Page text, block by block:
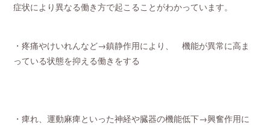
症状により異なる働き方で起こることがわかっています。
・疼痛やけいれんなど→鎮静作用により、 機能が異常に高ま
っている状態を抑える働きをする
・痺れ、運動麻痺といった神経や臓器の機能低下→興奮作用に